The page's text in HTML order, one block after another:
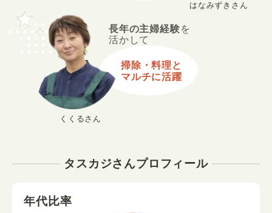
くくるさん
長年の主婦経験を
活かして
掃除・料理と
マルチに活躍
はなみずきさん
タスカジさんプロフィール
年代比率